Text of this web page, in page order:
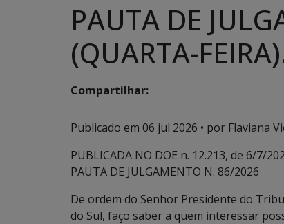
PAUTA DE
(QUARTA-
Compartilhar:
Publicado em 06 jul 2026 • por Flaviana
PUBLICADA NO DOE n. 12.213, de 6/7/
PAUTA DE JULGAMENTO N. 86/2026
De ordem do Senhor Presidente do
do Sul, faço saber a quem interessar